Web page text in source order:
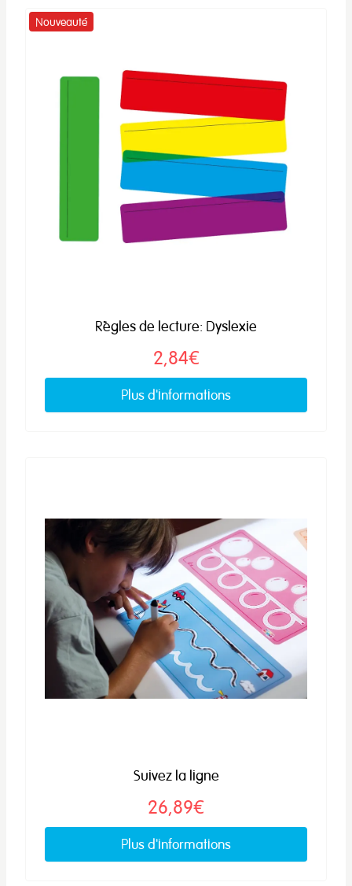
Nouveauté
Règles de lecture: Dyslexie
2,84€
Plus d'informations
Suivez la ligne
26,89€
Plus d'informations